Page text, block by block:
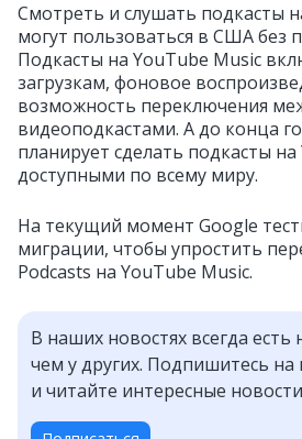
Смотреть и слушать подкасты
могут пользоваться в США без
Подкасты на YouTube Music
загрузкам, фоновое
возможность переключения
видеоподкастами. А до конца
планирует сделать подкасты
доступными по всему миру.
На текущий момент Google
миграции, чтобы упростить
Podcasts на YouTube Music.
В наших новостях всегда
чем у других. Подпишитесь на
и читайте интересные